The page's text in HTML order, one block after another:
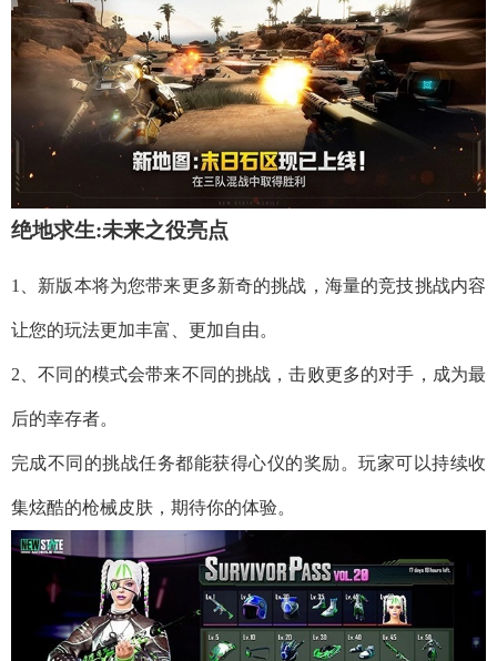
绝地求生:未来之役亮点
1、新版本将为您带来更多新奇的挑战，海量的竞技挑战内容
让您的玩法更加丰富、更加自由。
2、不同的模式会带来不同的挑战，击败更多的对手，成为最
后的幸存者。
完成不同的挑战任务都能获得心仪的奖励。玩家可以持续收
集炫酷的枪械皮肤，期待你的体验。